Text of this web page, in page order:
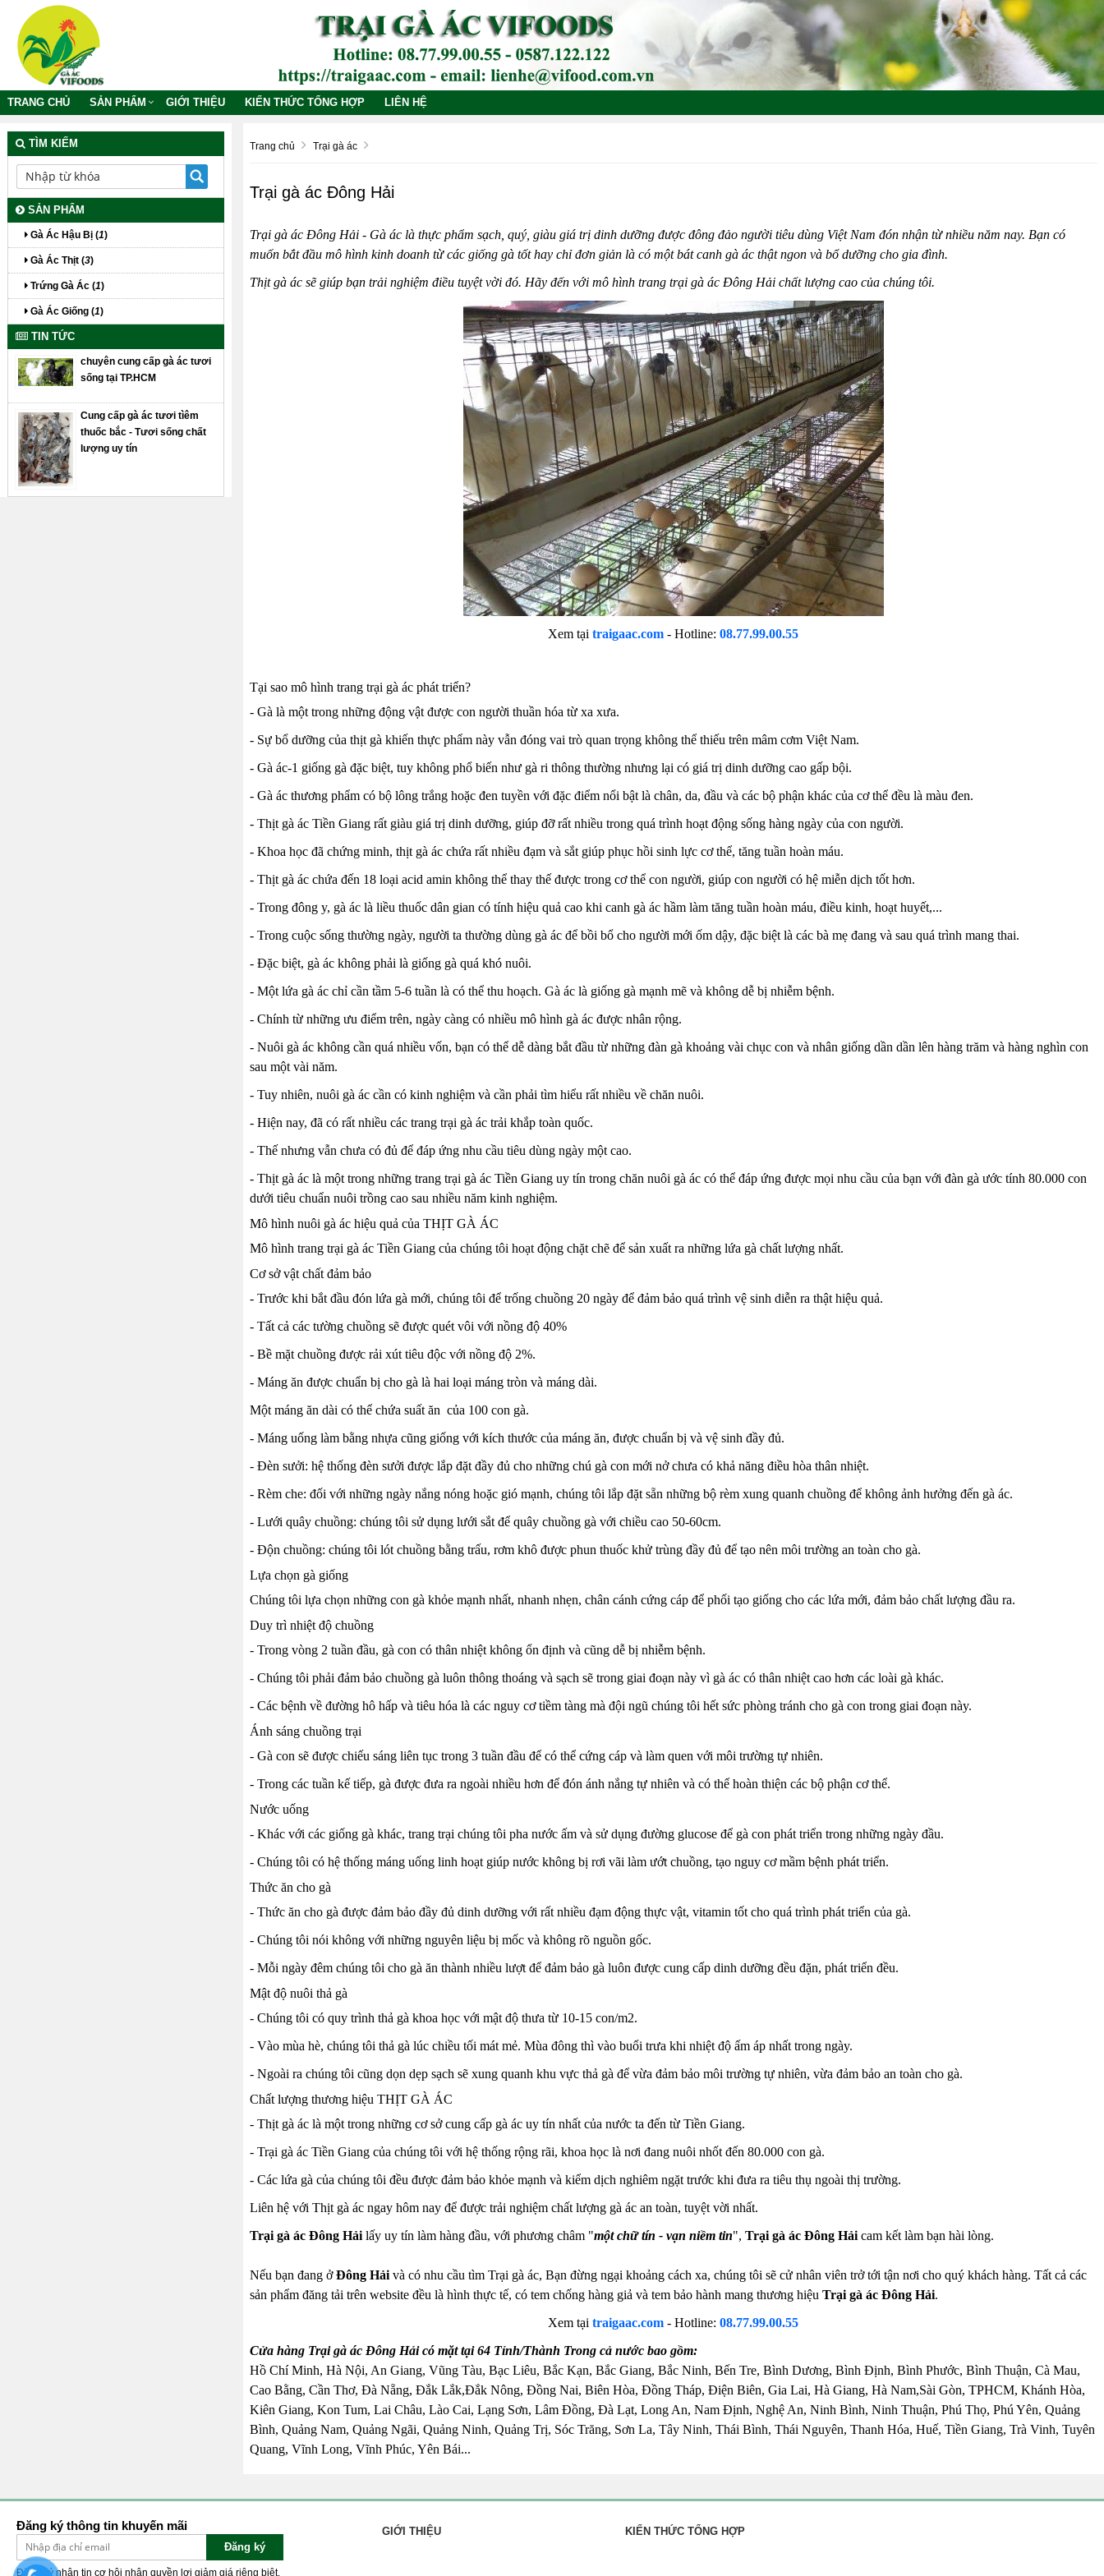
TRANG CHỦ SẢN PHẨM GIỚI THIỆU KIẾN THỨC TỔNG HỢP LIÊN HỆ
Trang chủ Trại gà ác
Trại gà ác Đông Hải
Trại gà ác Đông Hải - Gà ác là thực phẩm sạch, quý, giàu giá trị dinh dưỡng được đông đảo người tiêu dùng Việt Nam đón nhận từ nhiều năm nay. Bạn có
muốn bắt đầu mô hình kinh doanh từ các giống gà tốt hay chỉ đơn giản là có một bát canh gà ác thật ngon và bổ dưỡng cho gia đình.
Thịt gà ácsẽ giúp bạn trải nghiệm điều tuyệt vời đó. Hãy đến với mô hình trang trại gà ác Đông Hải chất lượng cao của chúng tôi.
Xem tạitraigaac.com - Hotline: 08.77.99.00.55
Tại sao mô hình trang trại gà ác phát triển?
- Gà là một trong những động vật được con người thuần hóa từ xa xưa.
- Sự bổ dưỡng của thịt gà khiến thực phẩm này vẫn đóng vai trò quan trọng không thể thiếu trên mâm cơm Việt Nam.
- Gà ác-1 giống gà đặc biệt, tuy không phổ biến như gà ri thông thường nhưng lại có giá trị dinh dưỡng cao gấp bội.
- Gà ác thương phẩm có bộ lông trắng hoặc đen tuyền với đặc điểm nổi bật là chân, da, đầu và các bộ phận khác của cơ thể đều là màu đen.
- Thịt gà ác Tiền Giang rất giàu giá trị dinh dưỡng, giúp đỡ rất nhiều trong quá trình hoạt động sống hàng ngày của con người.
- Khoa học đã chứng minh, thịt gà ác chứa rất nhiều đạm và sắt giúp phục hồi sinh lực cơ thể, tăng tuần hoàn máu.
- Thịt gà ác chứa đến 18 loại acid amin không thể thay thế được trong cơ thể con người, giúp con người có hệ miễn dịch tốt hơn.
- Trong đông y, gà ác là liều thuốc dân gian có tính hiệu quả cao khi canh gà ác hầm làm tăng tuần hoàn máu, điều kinh, hoạt huyết,...
- Trong cuộc sống thường ngày, người ta thường dùng gà ác để bồi bổ cho người mới ốm dậy, đặc biệt là các bà mẹ đang và sau quá trình mang thai.
- Đặc biệt, gà ác không phải là giống gà quá khó nuôi.
- Một lứa gà ác chỉ cần tầm 5-6 tuần là có thể thu hoạch. Gà ác là giống gà mạnh mẽ và không dễ bị nhiễm bệnh.
- Chính từ những ưu điểm trên, ngày càng có nhiều mô hình gà ác được nhân rộng.
- Nuôi gà ác không cần quá nhiều vốn, bạn có thể dễ dàng bắt đầu từ những đàn gà khoảng vài chục con và nhân giống dần dần lên hàng trăm và hàng nghìn con
sau một vài năm.
- Tuy nhiên, nuôi gà ác cần có kinh nghiệm và cần phải tìm hiểu rất nhiều về chăn nuôi.
- Hiện nay, đã có rất nhiều các trang trại gà ác trải khắp toàn quốc.
- Thế nhưng vẫn chưa có đủ để đáp ứng nhu cầu tiêu dùng ngày một cao.
- Thịt gà ác là một trong những trang trại gà ác Tiền Giang uy tín trong chăn nuôi gà ác có thể đáp ứng được mọi nhu cầu của bạn với đàn gà ước tính 80.000 con
dưới tiêu chuẩn nuôi trồng cao sau nhiều năm kinh nghiệm.
Mô hình nuôi gà ác hiệu quả của THỊT GÀ ÁC
Mô hình trang trại gà ác Tiền Giang của chúng tôi hoạt động chặt chẽ để sản xuất ra những lứa gà chất lượng nhất.
Cơ sở vật chất đảm bảo
- Trước khi bắt đầu đón lứa gà mới, chúng tôi để trống chuồng 20 ngày để đảm bảo quá trình vệ sinh diễn ra thật hiệu quả.
- Tất cả các tường chuồng sẽ được quét vôi với nồng độ 40%
- Bề mặt chuồng được rải xút tiêu độc với nồng độ 2%.
- Máng ăn được chuẩn bị cho gà là hai loại máng tròn và máng dài.
Một máng ăn dài có thể chứa suất ăn của 100 con gà.
- Máng uống làm bằng nhựa cũng giống với kích thước của máng ăn, được chuẩn bị và vệ sinh đầy đủ.
- Đèn sưởi: hệ thống đèn sưởi được lắp đặt đầy đủ cho những chú gà con mới nở chưa có khả năng điều hòa thân nhiệt.
- Rèm che: đối với những ngày nắng nóng hoặc gió mạnh, chúng tôi lắp đặt sẵn những bộ rèm xung quanh chuồng để không ảnh hưởng đến gà ác.
- Lưới quây chuồng: chúng tôi sử dụng lưới sắt để quây chuồng gà với chiều cao 50-60cm.
- Độn chuồng: chúng tôi lót chuồng bằng trấu, rơm khô được phun thuốc khử trùng đầy đủ để tạo nên môi trường an toàn cho gà.
Lựa chọn gà giống
Chúng tôi lựa chọn những con gà khỏe mạnh nhất, nhanh nhẹn, chân cánh cứng cáp để phối tạo giống cho các lứa mới, đảm bảo chất lượng đầu ra.
Duy trì nhiệt độ chuồng
- Trong vòng 2 tuần đầu, gà con có thân nhiệt không ổn định và cũng dễ bị nhiễm bệnh.
- Chúng tôi phải đảm bảo chuồng gà luôn thông thoáng và sạch sẽ trong giai đoạn này vì gà ác có thân nhiệt cao hơn các loài gà khác.
- Các bệnh về đường hô hấp và tiêu hóa là các nguy cơ tiềm tàng mà đội ngũ chúng tôi hết sức phòng tránh cho gà con trong giai đoạn này.
Ánh sáng chuồng trại
- Gà con sẽ được chiếu sáng liên tục trong 3 tuần đầu để có thể cứng cáp và làm quen với môi trường tự nhiên.
- Trong các tuần kế tiếp, gà được đưa ra ngoài nhiều hơn để đón ánh nắng tự nhiên và có thể hoàn thiện các bộ phận cơ thể.
Nước uống
- Khác với các giống gà khác, trang trại chúng tôi pha nước ấm và sử dụng đường glucose để gà con phát triển trong những ngày đầu.
- Chúng tôi có hệ thống máng uống linh hoạt giúp nước không bị rơi vãi làm ướt chuồng, tạo nguy cơ mầm bệnh phát triển.
Thức ăn cho gà
- Thức ăn cho gà được đảm bảo đầy đủ dinh dưỡng với rất nhiều đạm động thực vật, vitamin tốt cho quá trình phát triển của gà.
- Chúng tôi nói không với những nguyên liệu bị mốc và không rõ nguồn gốc.
- Mỗi ngày đêm chúng tôi cho gà ăn thành nhiều lượt để đảm bảo gà luôn được cung cấp dinh dưỡng đều đặn, phát triển đều.
Mật độ nuôi thả gà
- Chúng tôi có quy trình thả gà khoa học với mật độ thưa từ 10-15 con/m2.
- Vào mùa hè, chúng tôi thả gà lúc chiều tối mát mẻ. Mùa đông thì vào buổi trưa khi nhiệt độ ấm áp nhất trong ngày.
- Ngoài ra chúng tôi cũng dọn dẹp sạch sẽ xung quanh khu vực thả gà để vừa đảm bảo môi trường tự nhiên, vừa đảm bảo an toàn cho gà.
Chất lượng thương hiệu THỊT GÀ ÁC
- Thịt gà ác là một trong những cơ sở cung cấp gà ác uy tín nhất của nước ta đến từ Tiền Giang.
- Trại gà ác Tiền Giang của chúng tôi với hệ thống rộng rãi, khoa học là nơi đang nuôi nhốt đến 80.000 con gà.
- Các lứa gà của chúng tôi đều được đảm bảo khỏe mạnh và kiểm dịch nghiêm ngặt trước khi đưa ra tiêu thụ ngoài thị trường.
Liên hệ với Thịt gà ác ngay hôm nay để được trải nghiệm chất lượng gà ác an toàn, tuyệt vời nhất.
Trại gà ác Đông Hảilấy uy tín làm hàng đầu, với phương châm "một chữ tín - vạn niềm tin", Trại gà ác Đông Hảicam kết làm bạn hài lòng.
Nếu bạn đang ởĐông Hảivà có nhu cầu tìm Trại gà ác, Bạn đừng ngại khoảng cách xa, chúng tôi sẽ cử nhân viên trở tới tận nơi cho quý khách hàng. Tất cả các
sản phẩm đăng tải trên website đều là hình thực tế, có tem chống hàng giả và tem bảo hành mang thương hiệu Trại gà ác Đông Hải.
Xem tạitraigaac.com - Hotline: 08.77.99.00.55
Cửa hàng Trại gà ác Đông Hải có mặt tại 64 Tỉnh/Thành Trong cả nước bao gồm:
Hồ Chí Minh, Hà Nội, An Giang, Vũng Tàu, Bạc Liêu, Bắc Kạn, Bắc Giang, Bắc Ninh, Bến Tre, Bình Dương, Bình Định, Bình Phước, Bình Thuận, Cà Mau,
Cao Bằng, Cần Thơ, Đà Nẵng, Đắk Lắk,Đắk Nông, Đồng Nai, Biên Hòa, Đồng Tháp, Điện Biên, Gia Lai, Hà Giang, Hà Nam,Sài Gòn, TPHCM, Khánh Hòa,
Kiên Giang, Kon Tum, Lai Châu, Lào Cai, Lạng Sơn, Lâm Đồng, Đà Lạt, Long An, Nam Định, Nghệ An, Ninh Bình, Ninh Thuận, Phú Thọ, Phú Yên, Quảng
Bình, Quảng Nam, Quảng Ngãi, Quảng Ninh, Quảng Trị, Sóc Trăng, Sơn La, Tây Ninh, Thái Bình, Thái Nguyên, Thanh Hóa, Huế, Tiền Giang, Trà Vinh, Tuyên
Quang, Vĩnh Long, Vĩnh Phúc, Yên Bái...
TÌM KIẾM
SẢN PHẨM
Gà Ác Hậu Bị (1)
Gà Ác Thịt (3)
Trứng Gà Ác (1)
Gà Ác Giống (1)
TIN TỨC
chuyên cung cấp gà ác tươi
sống tại TP.HCM
Cung cấp gà ác tươi tìêm
thuốc bắc - Tươi sống chất
lượng uy tín
Đăng ký thông tin khuyến mãi
Đăng ký
Đăng ký nhận tin cơ hội nhận quyền lợi giảm giá riêng biệt.
GIỚI THIỆU KIẾN THỨC TỔNG HỢP